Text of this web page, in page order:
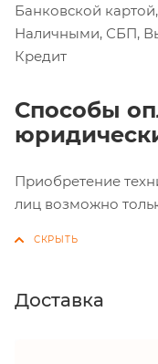
Банковской
Наличными, СБП,
Кредит
Способы
Приобретение
лиц возможно
Доставка